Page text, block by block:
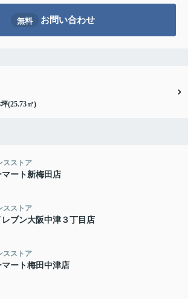
無料 お問い合わせ
(25.73㎡)
スストア
ート新梅田店
スストア
ブン大阪中津３丁目店
スストア
ート梅田中津店